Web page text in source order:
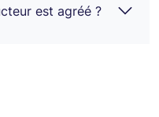
est agréé ?